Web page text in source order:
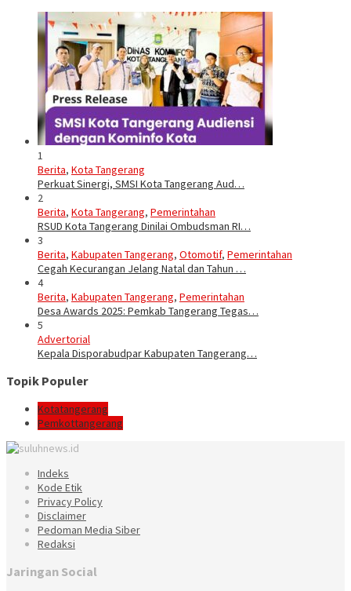
1
Berita, Kota Tangerang
Perkuat Sinergi, SMSI Kota Tangerang Aud…
2
Berita, Kota Tangerang, Pemerintahan
RSUD Kota Tangerang Dinilai Ombudsman RI…
3
Berita, Kabupaten Tangerang, Otomotif, Pemerintahan
Cegah Kecurangan Jelang Natal dan Tahun …
4
Berita, Kabupaten Tangerang, Pemerintahan
Desa Awards 2025: Pemkab Tangerang Tegas…
5
Advertorial
Kepala Disporabudpar Kabupaten Tangerang…
Topik Populer
Kotatangerang
Pemkottangerang
Indeks
Kode Etik
Privacy Policy
Disclaimer
Pedoman Media Siber
Redaksi
Jaringan Social